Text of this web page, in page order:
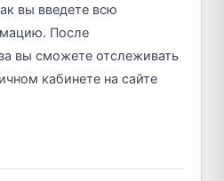
вы введете всю
После
вы сможете отслеживать
кабинете на сайте